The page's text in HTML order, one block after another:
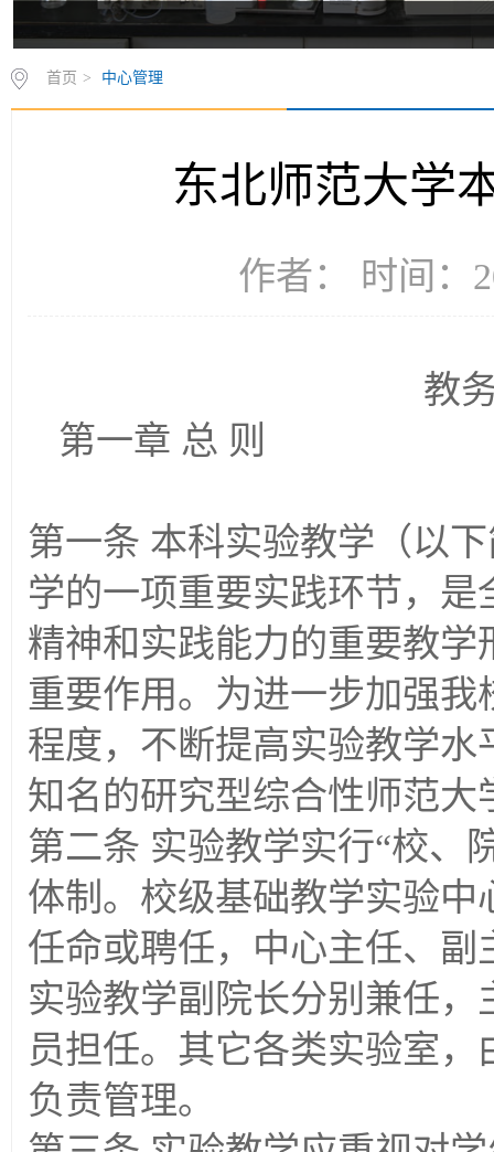
首页 > 中心管理
东北师范大学
作者： 时间：
教
第一章 总 则
第一条 本科实验教学（以
学的一项重要实践环节，
精神和实践能力的重要教
重要作用。为进一步加强
程度，不断提高实验教学
知名的研究型综合性师范
第二条 实验教学实行“校、
体制。校级基础教学实验
任命或聘任，中心主任、
实验教学副院长分别兼任
员担任。其它各类实验室
负责管理。